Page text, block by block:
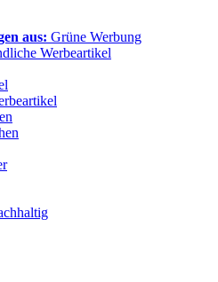
aus: Grüne Werbung
Werbeartikel